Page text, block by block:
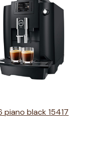
piano black 15417